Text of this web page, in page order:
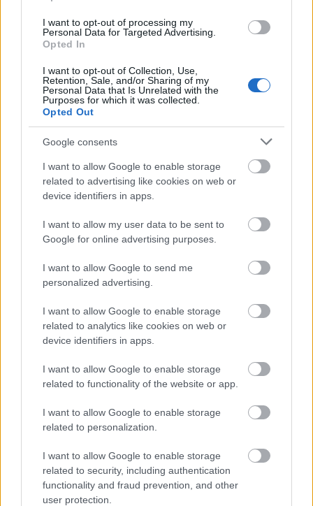
I want to opt-out of processing my
Personal Data for Targeted Advertising.
Opted In
I want to opt-out of Collection, Use,
Retention, Sale, and/or Sharing of my
Personal Data that Is Unrelated with the
Purposes for which it was collected.
Opted Out
Google consents
I want to allow Google to enable storage
related to advertising like cookies on web or
device identifiers in apps.
I want to allow my user data to be sent to
Google for online advertising purposes.
I want to allow Google to send me
personalized advertising.
I want to allow Google to enable storage
related to analytics like cookies on web or
device identifiers in apps.
I want to allow Google to enable storage
related to functionality of the website or app.
I want to allow Google to enable storage
related to personalization.
I want to allow Google to enable storage
related to security, including authentication
functionality and fraud prevention, and other
user protection.
BEST OF INTERNET
Μάριους Κράιγκερ Λιντ: Ο ποδοσφαιριστής που παίζει στο
Conference χωρίς δεξί χέρι (vid)!
Τζέφρι Μονκαντά: Ποιος είναι ο «εγκέφαλος» που εμπιστεύτηκε
ΣΕΦ: Επαναπροκηρύσσεται η ενεργειακή αναβάθμιση - Γιατί
ακυρώθηκε ο πρώτος διαγωνισμός